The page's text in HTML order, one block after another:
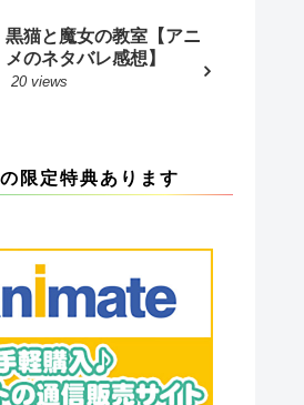
黒猫と魔女の教室【アニ
メのネタバレ感想】
20 views
限定特典あります